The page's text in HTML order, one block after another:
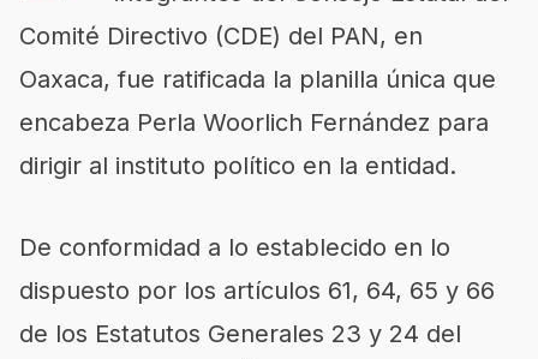
Comité Directivo (CDE) del PAN, en
Oaxaca, fue ratificada la planilla única que
encabeza Perla Woorlich Fernández para
dirigir al instituto político en la entidad.
De conformidad a lo establecido en lo
dispuesto por los artículos 61, 64, 65 y 66
de los Estatutos Generales 23 y 24 del